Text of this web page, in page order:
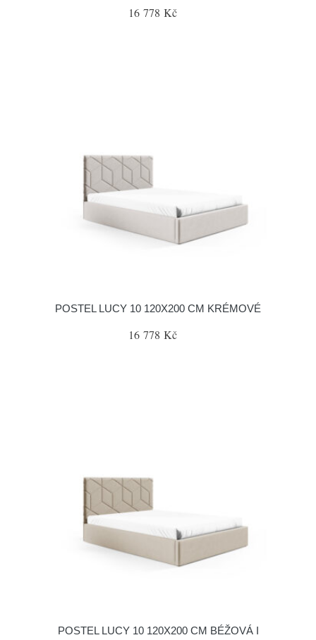
16 778 Kč
POSTEL LUCY 10 120X200 CM KRÉMOVÉ
16 778 Kč
POSTEL LUCY 10 120X200 CM BÉŽOVÁ I